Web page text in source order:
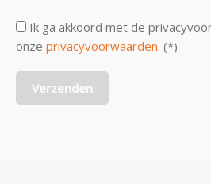
Ik ga akkoord met de
onze privacyvoorwaarden. (*)